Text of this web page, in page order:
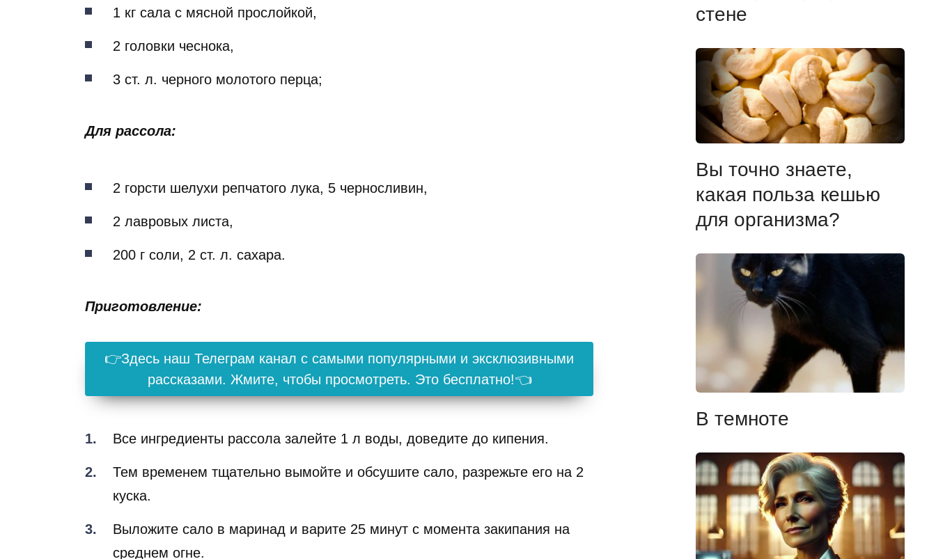
1 кг сала с мясной прослойкой,
2 головки чеснока,
3 ст. л. черного молотого перца;
Для рассола:
2 горсти шелухи репчатого лука, 5 черносливин,
2 лавровых листа,
200 г соли, 2 ст. л. сахара.
Приготовление:
👉Здесь наш Телеграм канал с самыми популярными и эксклюзивными
рассказами. Жмите, чтобы просмотреть. Это бесплатно!👈
Все ингредиенты рассола залейте 1 л воды, доведите до кипения.
Тем временем тщательно вымойте и обсушите сало, разрежьте его на 2
куска.
Выложите сало в маринад и варите 25 минут с момента закипания на
среднем огне.
стене
Вы точно знаете,
какая польза кешью
для организма?
В темноте